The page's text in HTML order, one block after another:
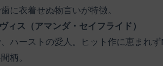
に衣着せぬ物言いが特徴。
ィス（アマンダ・セイフライド）
ハーストの愛人。ヒット作に恵まれ
柄。